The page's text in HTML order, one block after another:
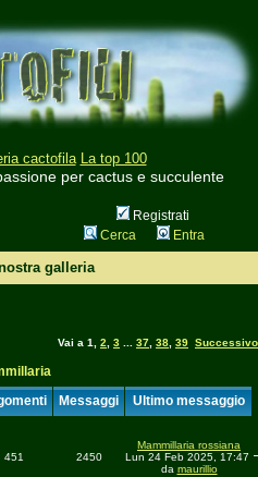
cactofila La top 100
per cactus e succulente
Registrati
Cerca Entra
galleria
Vai a 1 2 3 37 38 39 Successivo
Messaggi Ultimo messaggio
451 2450
Mammillaria rossiana
Lun 24 Feb 2025, 17:47
da maurillio